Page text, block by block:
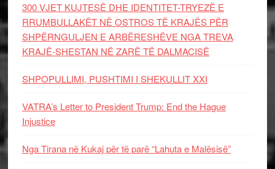
300 VJET KUJTESË DHE IDENTITET-TRYEZË E
RRUMBULLAKËT NË OSTROS TË KRAJËS PËR
SHPËRNGULJEN E ARBËRESHËVE NGA TREVA
KRAJË-SHESTAN NË ZARË TË DALMACISË
SHPOPULLIMI, PUSHTIMI I SHEKULLIT XXI
VATRA’s Letter to President Trump: End the Hague
Injustice
Nga Tirana në Kukaj për të parë “Lahuta e Malësisë”